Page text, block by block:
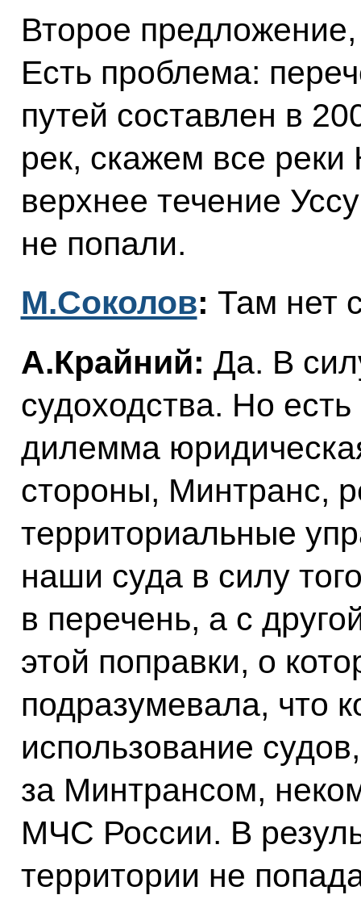
Второе
Есть проблема:
путей составлен в
рек, скажем все реки
верхнее течение
не попали.
М.Соколов: Там нет
А.Крайний: Да. В
судоходства. Но
дилемма
стороны, Минтранс,
территориальные
наши суда в силу
в перечень, а с
этой поправки, о
подразумевала, что
использование
за Минтрансом,
МЧС России. В
территории не